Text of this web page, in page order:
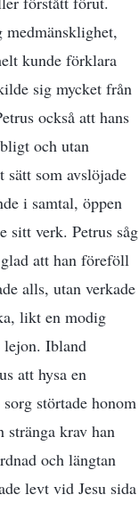
medmänsklighet,
kunde förklara
sig mycket från
också att hans
och utan
som avslöjade
i samtal, öppen
sitt verk. Petrus såg
att han föreföll
alls, utan verkade
likt en modig
lejon. Ibland
att hysa en
störtade honom
stränga krav han
och längtan
levt vid Jesu sida